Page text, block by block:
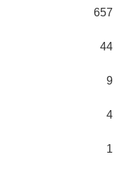
657
44
9
4
1